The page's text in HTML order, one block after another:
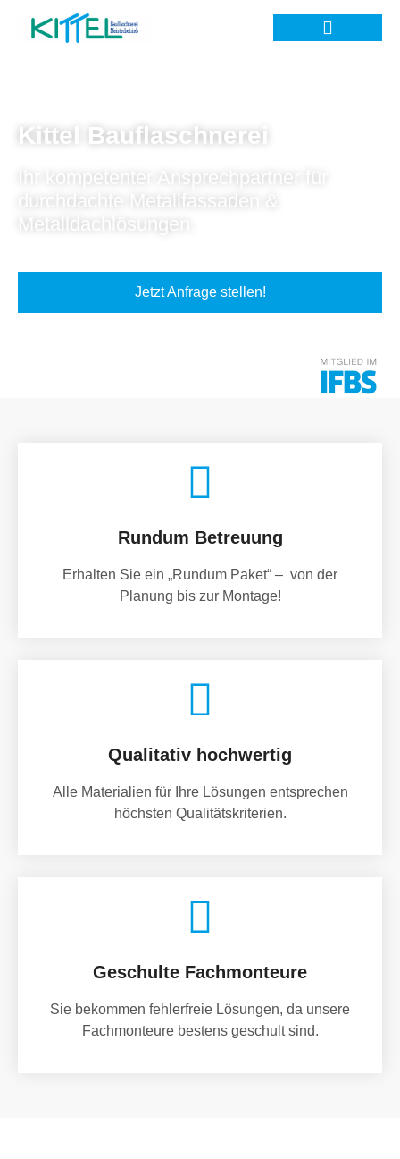
Kittel Bauflaschnerei
Ihr kompetenter Ansprechpartner für
durchdachte Metallfassaden &
Metalldachlösungen.
Jetzt Anfrage stellen!
Rundum Betreuung
Erhalten Sie ein „Rundum Paket“ – von der
Planung bis zur Montage!
Qualitativ hochwertig
Alle Materialien für Ihre Lösungen entsprechen
höchsten Qualitätskriterien.
Geschulte Fachmonteure
Sie bekommen fehlerfreie Lösungen, da unsere
Fachmonteure bestens geschult sind.